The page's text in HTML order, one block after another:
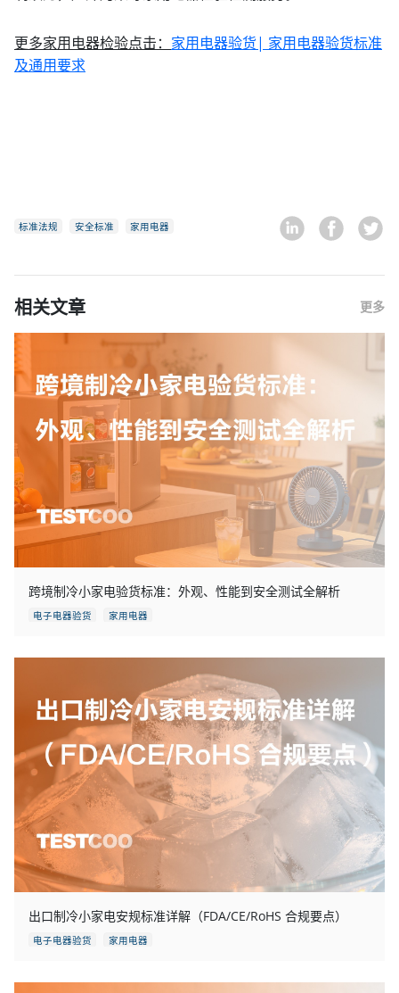
更多家用电器检验点击： 家用电器验货| 家用电器验货标准
及通用要求
标准法规 安全标准 家用电器
相关文章 更多
跨境制冷小家电验货标准：外观、性能到安全测试全解析
电子电器验货 家用电器
出口制冷小家电安规标准详解（FDA/CE/RoHS 合规要点）
电子电器验货 家用电器